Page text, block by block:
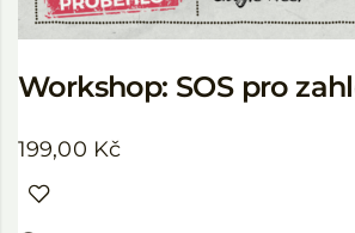
Workshop: SOS pro
199,00 Kč